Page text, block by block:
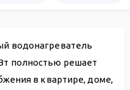
водонагреватель
полностью решает
в квартире, доме,